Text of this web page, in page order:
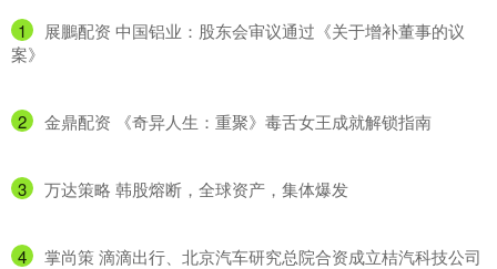
1
​展鵬配资 中国铝业：股东会审议通过《关于增补董事的议
案》
2 ​金鼎配资 《奇异人生：重聚》毒舌女王成就解锁指南
3 ​万达策略 韩股熔断，全球资产，集体爆发
4 ​掌尚策 滴滴出行、北京汽车研究总院合资成立桔汽科技公司